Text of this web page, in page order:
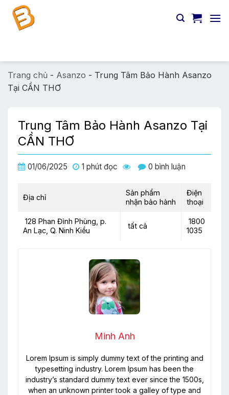
Chuyển
đến
Trang chủ - Asanzo - Trung Tâm Bảo Hành Asanzo
Tại CẦN THƠ
Trung Tâm Bảo Hành Asanzo Tại
CẦN THƠ
01/06/2025 1 phút đọc 0 bình luận
Địa chỉ
Sản phẩm
nhận bảo hành
Điện
thoại
128 Phan Đình Phùng, p.
An Lạc, Q. Ninh Kiều
tất cả
1800
1035
Minh Anh
Lorem Ipsum is simply dummy text of the printing and
typesetting industry. Lorem Ipsum has been the
industry’s standard dummy text ever since the 1500s,
when an unknown printer took a galley of type and